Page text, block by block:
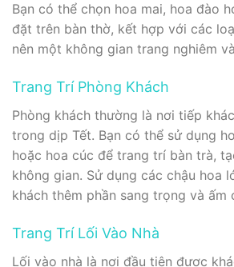
Bạn có thể chọn hoa mai, hoa đào
đặt trên bàn thờ, kết hợp với các
nên một không gian trang nghiêm
Trang Trí Phòng Khách
Phòng khách thường là nơi tiếp
trong dịp Tết. Bạn có thể sử dụng
hoặc hoa cúc để trang trí bàn trà,
không gian. Sử dụng các chậu hoa
khách thêm phần sang trọng và ấm
Trang Trí Lối Vào Nhà
Lối vào nhà là nơi đầu tiên được